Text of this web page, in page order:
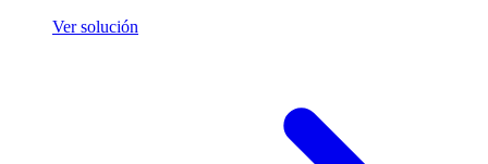
Ver solución